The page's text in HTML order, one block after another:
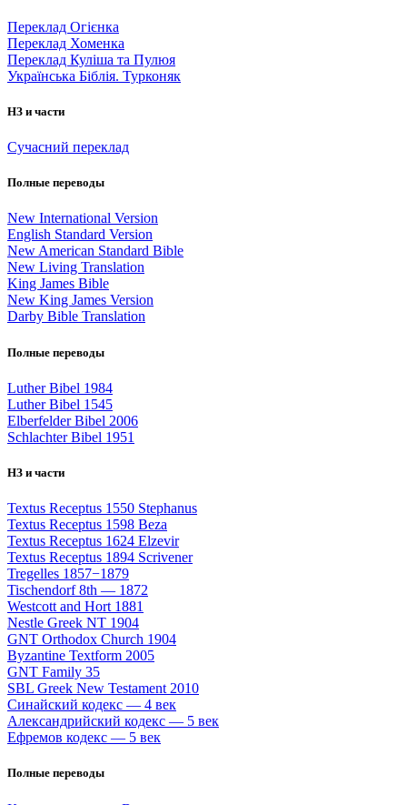
Переклад Огієнка
Переклад Хоменка
Переклад Куліша та Пулюя
Українська Біблія. Турконяк
НЗ и части
Сучасний переклад
Полные переводы
New International Version
English Standard Version
New American Standard Bible
New Living Translation
King James Bible
New King James Version
Darby Bible Translation
Полные переводы
Luther Bibel 1984
Luther Bibel 1545
Elberfelder Bibel 2006
Schlachter Bibel 1951
НЗ и части
Textus Receptus 1550 Stephanus
Textus Receptus 1598 Beza
Textus Receptus 1624 Elzevir
Textus Receptus 1894 Scrivener
Tregelles 1857−1879
Tischendorf 8th — 1872
Westcott and Hort 1881
Nestle Greek NT 1904
GNT Orthodox Church 1904
Byzantine Textform 2005
GNT Family 35
SBL Greek New Testament 2010
Синайский кодекс — 4 век
Александрийский кодекс — 5 век
Ефремов кодекс — 5 век
Полные переводы